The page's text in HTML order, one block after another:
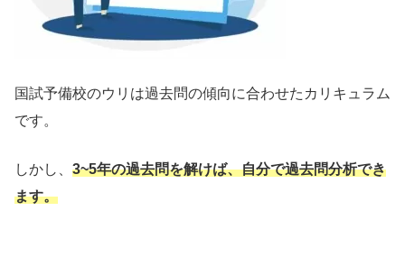
国試予備校のウリは過去問の傾向に合わせたカリキュラム
です。
しかし、 3~5年の過去問を解けば、自分で過去問分析でき
ます。